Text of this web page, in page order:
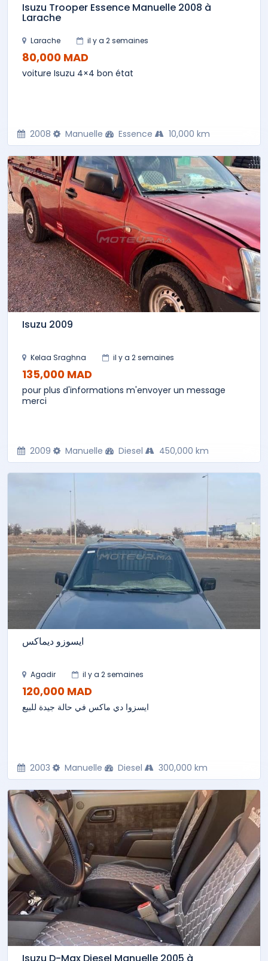
Isuzu Trooper Essence Manuelle 2008 à
Larache
Larache il y a 2 semaines
80,000 MAD
voiture Isuzu 4×4 bon état
2008 Manuelle Essence 10,000 km
Isuzu 2009
Kelaa Sraghna il y a 2 semaines
135,000 MAD
pour plus d'informations m'envoyer un message
merci
2009 Manuelle Diesel 450,000 km
ايسوزو ديماكس
Agadir il y a 2 semaines
120,000 MAD
ايسزوا دي ماكس في حالة جيدة للبيع
2003 Manuelle Diesel 300,000 km